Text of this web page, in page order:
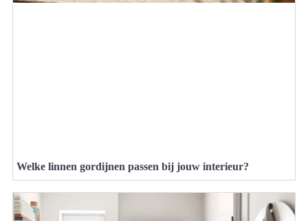
Welke linnen gordijnen passen bij jouw interieur?